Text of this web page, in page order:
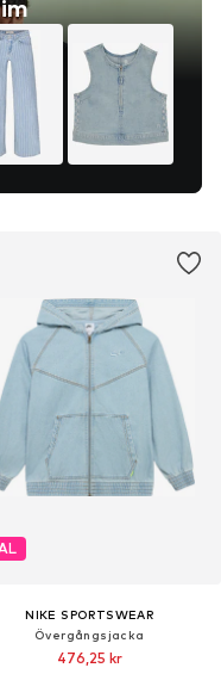
NIKE SPORTSWEAR
Övergångsjacka
476,25 kr